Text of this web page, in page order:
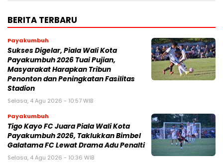
BERITA TERBARU
Payakumbuh
Sukses Digelar, Piala Wali Kota
Payakumbuh 2026 Tuai Pujian,
Masyarakat Harapkan Tribun
Penonton dan Peningkatan Fasilitas
Stadion
Selasa, 4 Agu 2026 - 10:57 WIB
Payakumbuh
Tigo Kayo FC Juara Piala Wali Kota
Payakumbuh 2026, Taklukkan Bimbel
Galatama FC Lewat Drama Adu Penalti
Selasa, 4 Agu 2026 - 10:36 WIB